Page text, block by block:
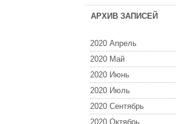
АРХИВ ЗАПИСЕЙ
2020 Апрель
2020 Май
2020 Июнь
2020 Июль
2020 Сентябрь
2020 Октябрь